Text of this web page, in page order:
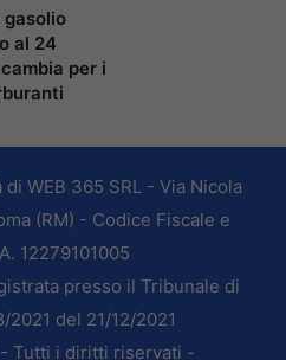
gasolio
al 24
per i
WEB 365 SRL - Via Nicola
(RM) - Codice Fiscale e
12279101005
presso il Tribunale di
2021 del 21/12/2021
Tutti i diritti riservati -